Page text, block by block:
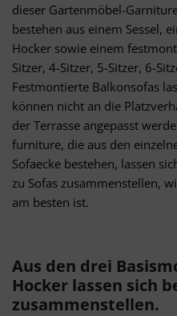
dieser Gartenmöbel-
bestehen aus einem Sessel,
Hocker sowie einem
Sitzer, 4-Sitzer, 5-Sitzer, 6-
Festmontierte Balkonsofas
können nicht an die
der Terrasse angepasst
furniture, die aus den
Sofaecke bestehen, lassen
zu Sofas zusammenstellen,
am besten ist.
Aus den drei
Hocker lassen sich
zusammenstellen.